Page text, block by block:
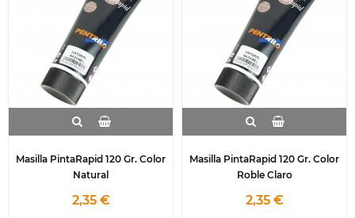
Masilla PintaRapid 120 Gr. Color
Natural
2,35 €
Masilla PintaRapid 120 Gr. Color
Roble Claro
2,35 €